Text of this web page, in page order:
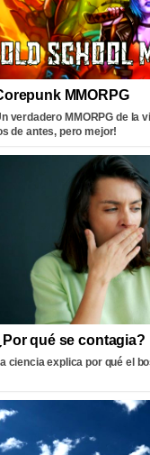
MMORPG
verdadero MMORPG de la
de antes, pero mejor!
qué se contagia?
ciencia explica por qué el